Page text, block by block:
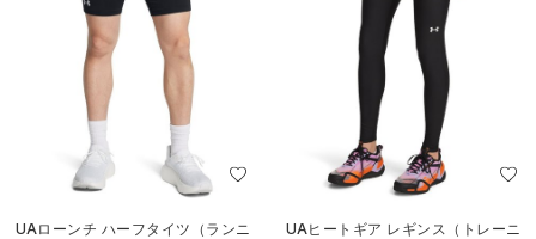
UAローンチ ハーフタイツ（ランニ
UAヒートギア レギンス（トレーニ